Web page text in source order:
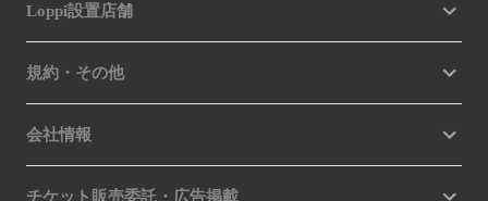
Loppi設置店舗
規約・その他
会社情報
チケット販売委託・広告掲載